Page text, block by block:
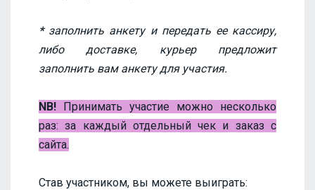
*заполнить анкету и передать ее кассиру,
либо доставке, курьер предложит
заполнить вам анкету для участия.
NB! Принимать участие можно несколько
раз: за каждый отдельный чек и заказ с
сайта.
Став участником, вы можете выиграть: